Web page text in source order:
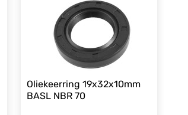
Oliekeerring 19x32x10mm
BASL NBR 70